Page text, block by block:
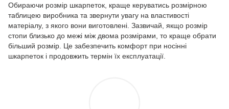
Обираючи розмір шкарпеток, краще керуватись розмірною
таблицею виробника та звернути увагу на властивості
матеріалу, з якого вони виготовлені. Зазвичай, якщо розмір
стопи близько до межі між двома розмірами, то краще обрати
більший розмір. Це забезпечить комфорт при носінні
шкарпеток і продовжить термін їх експлуатації.